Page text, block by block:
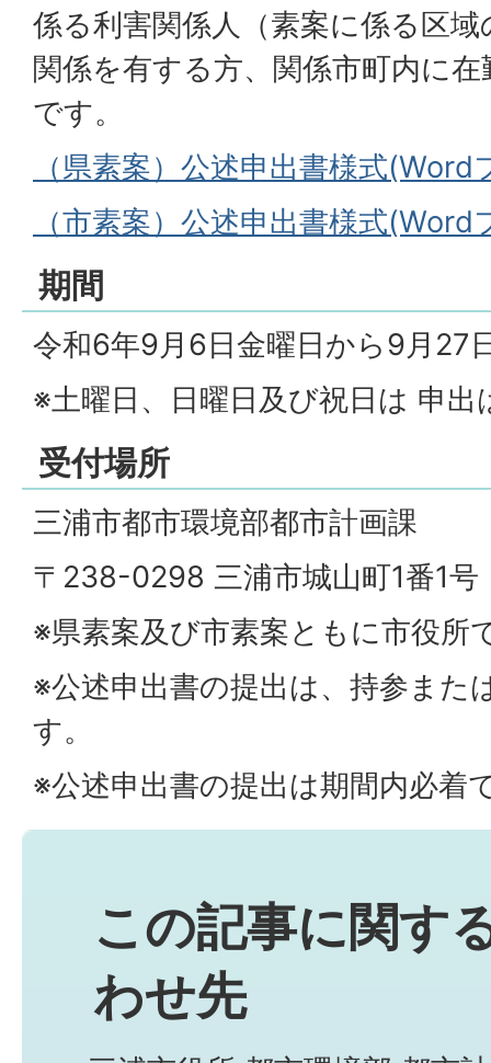
係る利害関係人（素案に係る区
関係を有する方、関係市町内に
です。
（県素案）公述申出書様式
（市素案）公述申出書様式
期間
令和6年9月6日金曜日から9月27
※土曜日、日曜日及び祝日は 申
受付場所
三浦市都市環境部都市計画課
〒238-0298 三浦市城山町1番1号
※県素案及び市素案ともに市役所
※公述申出書の提出は、持参また
す。
※公述申出書の提出は期間内必着
この記事に関す
わせ先